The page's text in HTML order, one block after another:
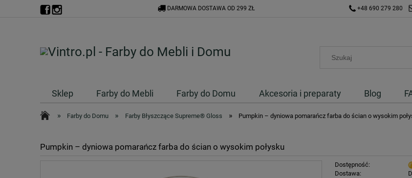
DARMOWA DOSTAWA OD 299 ZŁ +48 690 279 280
Sklep Farby do Mebli Farby do Domu Akcesoria i preparaty Blog
» Farby do Domu » Farby Błyszczące Supreme® Gloss » Pumpkin – dyniowa pomarańcz farba do ścian o wysokim
Pumpkin – dyniowa pomarańcz farba do ścian o wysokim połysku
Dostępność:
Dostawa: